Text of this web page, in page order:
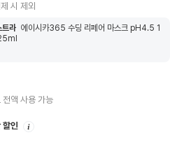
시 제외
트라 에이시카365 수딩 리페어 마스크 pH4.5 1
전액 사용 가능
할인